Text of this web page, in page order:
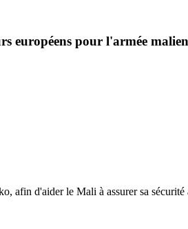
européens pour l'armée
afin d'aider le Mali à assurer sa